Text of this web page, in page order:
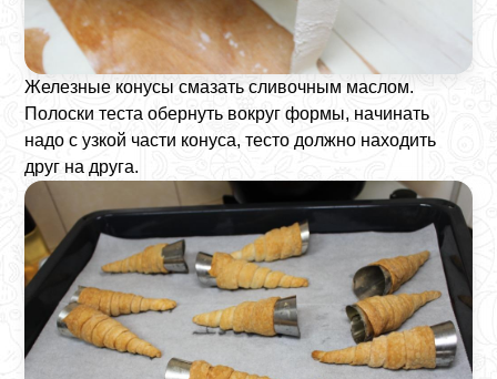
Железные конусы смазать сливочным маслом.
Полоски теста обернуть вокруг формы, начинать
надо с узкой части конуса, тесто должно находить
друг на друга.